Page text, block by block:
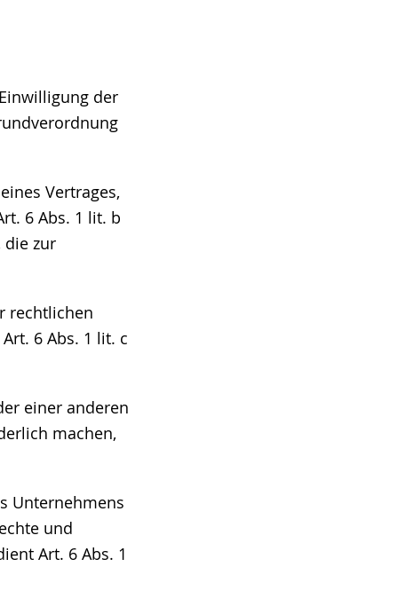
der
Vertrages,
6 Abs. 1 lit. b
die zur
rechtlichen
6 Abs. 1 lit. c
einer anderen
machen,
Unternehmens
und
Art. 6 Abs. 1